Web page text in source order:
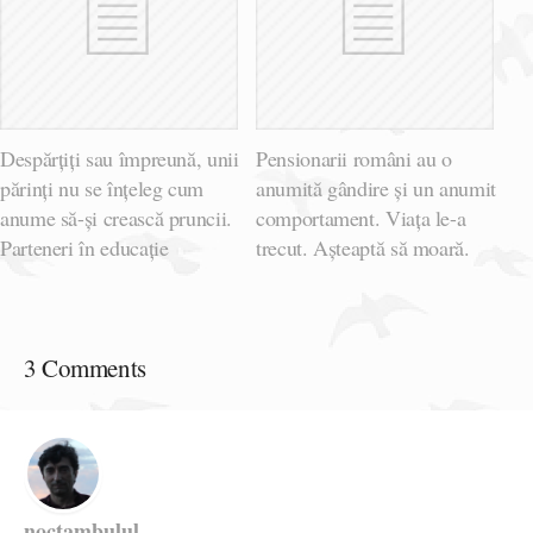
Despărțiți sau împreună, unii
părinți nu se înțeleg cum
anume să-și crească pruncii.
Parteneri în educație
Pensionarii români au o
anumită gândire și un anumit
comportament. Viața le-a
trecut. Așteaptă să moară.
3 Comments